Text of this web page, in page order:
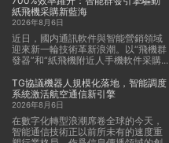
紙飛機采購新藍海
2026年8月6日
近日，國内通訊軟件與智能營銷領域
迎來新一輪技術革新浪潮。以“飛機群
發器”和“紙飛機附近人手機軟件采購...
TG協議機器人規模化落地，智能調度
系統激活航空通信新引擎
2026年8月6日
在數字化轉型浪潮席卷全球的今天，
智能通信技術正以前所未有的速度重